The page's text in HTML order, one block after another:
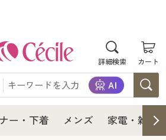
詳細検索 カート
ー・下着 メンズ 家電・雑貨
て